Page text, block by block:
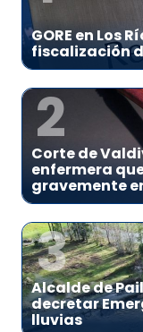
GORE en Los
fiscalización
2
Corte de
enfermera
gravemente
3
Alcalde de
decretar
lluvias